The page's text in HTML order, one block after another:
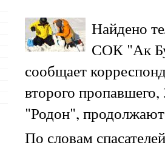
Найдено
СОК "Ак
сообщает
второго
"Родон",
По словам